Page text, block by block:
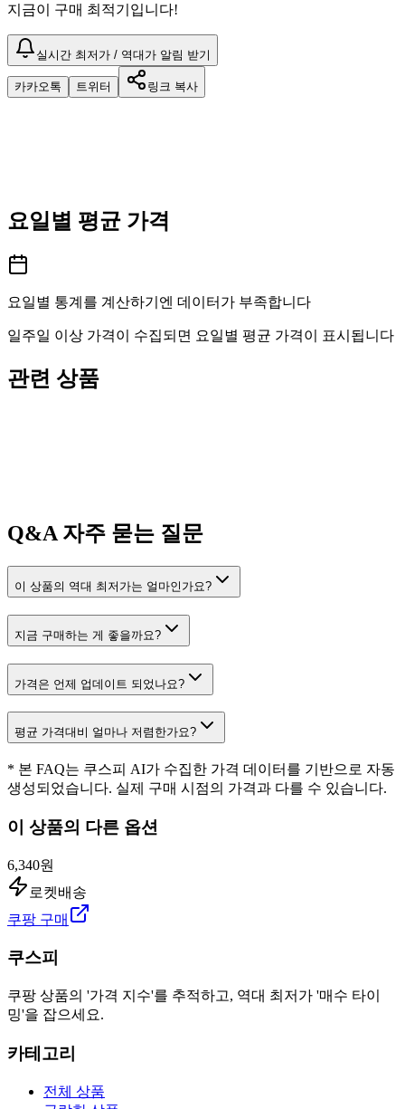
지금이 구매 최적기입니다!
실시간 최저가 / 역대가 알림 받기
카카오톡 트위터 링크 복사
요일별 평균 가격
요일별 통계를 계산하기엔 데이터가 부족합니다
일주일 이상 가격이 수집되면 요일별 평균 가격이 표시됩니다
관련 상품
Q&A자주 묻는 질문
이 상품의 역대 최저가는 얼마인가요?
지금 구매하는 게 좋을까요?
가격은 언제 업데이트 되었나요?
평균 가격대비 얼마나 저렴한가요?
* 본 FAQ는 쿠스피 AI가 수집한 가격 데이터를 기반으로 자동
생성되었습니다. 실제 구매 시점의 가격과 다를 수 있습니다.
이 상품의 다른 옵션
6,340원
로켓배송
쿠팡 구매
쿠스피
쿠팡 상품의 '가격 지수'를 추적하고, 역대 최저가 '매수 타이
밍'을 잡으세요.
카테고리
전체 상품